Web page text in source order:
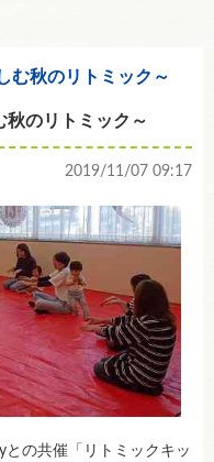
む秋のリトミック～
秋のリトミック～
2019/11/07 09:17
の共催「リトミックキッ